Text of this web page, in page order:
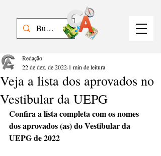
Veja a lista dos aprovados no
Vestibular da UEPG
Redação
22 de dez. de 2022 1 min de leitura
Confira a lista completa com os nomes
dos aprovados (as) do Vestibular da
UEPG de 2022